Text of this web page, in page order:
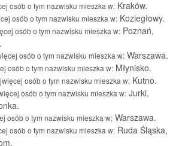
osób o tym nazwisku mieszka w: Kraków.
osób o tym nazwisku mieszka w: Koziegłowy.
osób o tym nazwisku mieszka w: Poznań,
osób o tym nazwisku mieszka w: Warszawa.
osób o tym nazwisku mieszka w: Młynisko.
osób o tym nazwisku mieszka w: Kutno.
osób o tym nazwisku mieszka w: Jurki,
osób o tym nazwisku mieszka w: Warszawa.
osób o tym nazwisku mieszka w: Ruda Śląska,